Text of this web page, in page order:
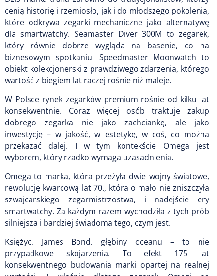
cenią historię i rzemiosło, jak i do młodszego pokolenia,
które odkrywa zegarki mechaniczne jako alternatywę
dla smartwatchy. Seamaster Diver 300M to zegarek,
który równie dobrze wygląda na basenie, co na
biznesowym spotkaniu. Speedmaster Moonwatch to
obiekt kolekcjonerski z prawdziwego zdarzenia, którego
wartość z biegiem lat raczej rośnie niż maleje.
W Polsce rynek zegarków premium rośnie od kilku lat
konsekwentnie. Coraz więcej osób traktuje zakup
dobrego zegarka nie jako zachciankę, ale jako
inwestycję – w jakość, w estetykę, w coś, co można
przekazać dalej. I w tym kontekście Omega jest
wyborem, który rzadko wymaga uzasadnienia.
Omega to marka, która przeżyła dwie wojny światowe,
rewolucję kwarcową lat 70., która o mało nie zniszczyła
szwajcarskiego zegarmistrzostwa, i nadejście ery
smartwatchy. Za każdym razem wychodziła z tych prób
silniejsza i bardziej świadoma tego, czym jest.
Księżyc, James Bond, głębiny oceanu – to nie
przypadkowe skojarzenia. To efekt 175 lat
konsekwentnego budowania marki opartej na realnej